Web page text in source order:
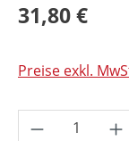
31,80 €
Preise exkl.
Produkt